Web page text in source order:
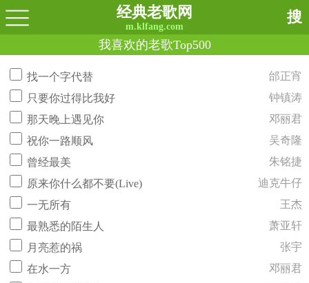
经典老歌网
m.klfang.com
搜
我喜欢的老歌Top500
找一个字代替
邰正宵
只要你过得比我好
钟镇涛
那天晚上遇见你
邓丽君
祝你一路顺风
吴奇隆
曾经最美
朱铭捷
原来你什么都不要(Live)
迪克牛仔
一无所有
王杰
最熟悉的陌生人
萧亚轩
月亮惹的祸
张宇
在水一方
邓丽君